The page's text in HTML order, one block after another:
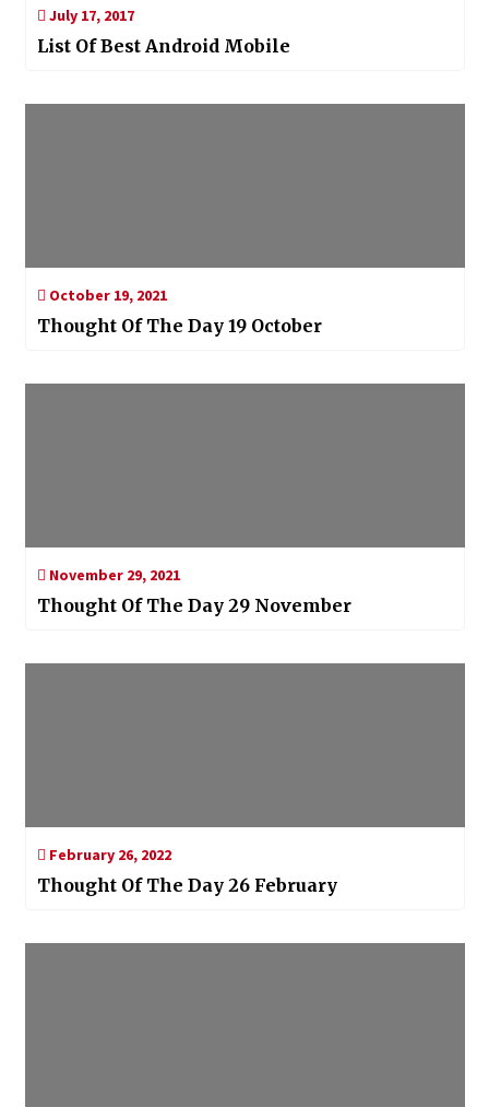
July 17, 2017
List Of Best Android Mobile
October 19, 2021
Thought Of The Day 19 October
November 29, 2021
Thought Of The Day 29 November
February 26, 2022
Thought Of The Day 26 February